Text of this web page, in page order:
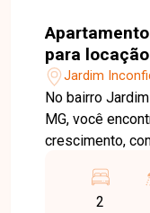
Apartamento
para
Jardim
No bairro
MG, você
crescimento,
estar próxima
farmácias e
2